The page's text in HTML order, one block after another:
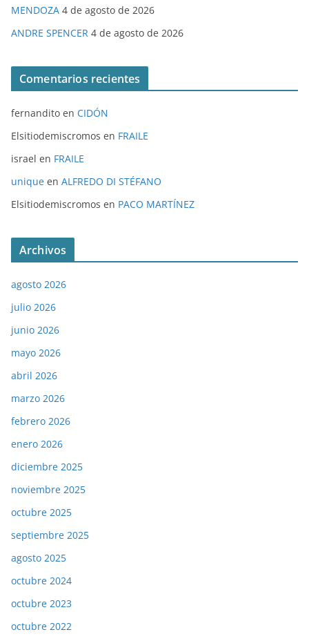
MENDOZA 4 de agosto de 2026
ANDRE SPENCER 4 de agosto de 2026
Comentarios recientes
fernandito en CIDÓN
Elsitiodemiscromos en FRAILE
israel en FRAILE
unique en ALFREDO DI STÉFANO
Elsitiodemiscromos en PACO MARTÍNEZ
Archivos
agosto 2026
julio 2026
junio 2026
mayo 2026
abril 2026
marzo 2026
febrero 2026
enero 2026
diciembre 2025
noviembre 2025
octubre 2025
septiembre 2025
agosto 2025
octubre 2024
octubre 2023
octubre 2022